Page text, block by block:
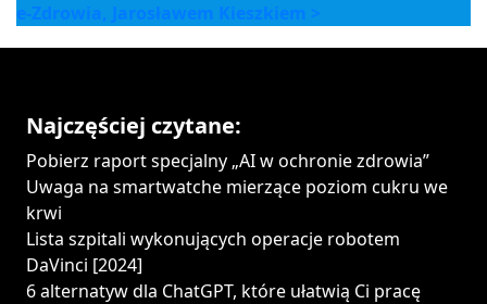
e-Zdrowia, Jarosławem Kieszkiem >
Najczęściej czytane:
Pobierz raport specjalny „AI w ochronie zdrowia”
Uwaga na smartwatche mierzące poziom cukru we
krwi
Lista szpitali wykonujących operacje robotem
DaVinci [2024]
6 alternatyw dla ChatGPT, które ułatwią Ci pracę